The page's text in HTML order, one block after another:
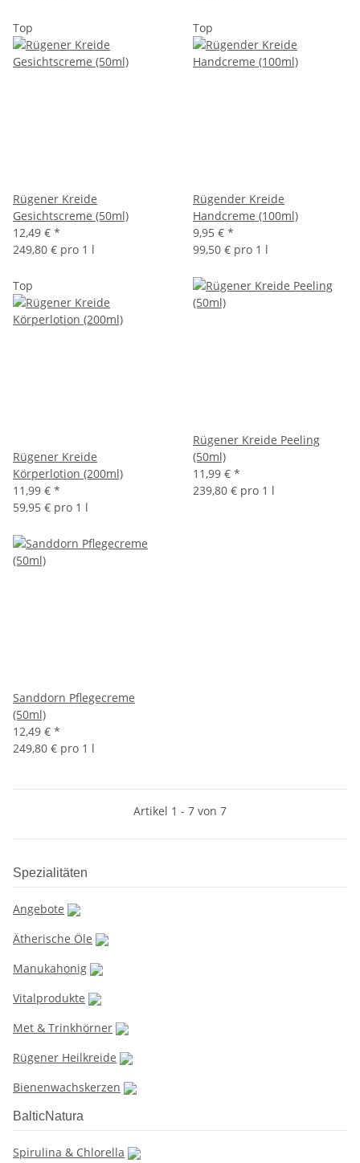
Top
Rügener Kreide
Gesichtscreme (50ml)
12,49 € *
249,80 € pro 1 l
Top
Rügender Kreide
Handcreme (100ml)
9,95 € *
99,50 € pro 1 l
Top
Rügener Kreide
Körperlotion (200ml)
11,99 € *
59,95 € pro 1 l
Rügener Kreide Peeling
(50ml)
11,99 € *
239,80 € pro 1 l
Sanddorn Pflegecreme
(50ml)
12,49 € *
249,80 € pro 1 l
Artikel 1 - 7 von 7
Spezialitäten
Angebote
Ätherische Öle
Manukahonig
Vitalprodukte
Met & Trinkhörner
Rügener Heilkreide
Bienenwachskerzen
BalticNatura
Spirulina & Chlorella